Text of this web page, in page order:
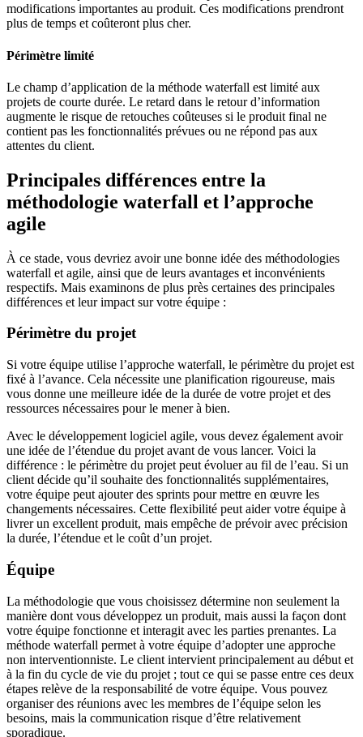
modifications importantes au produit. Ces modifications prendront
plus de temps et coûteront plus cher.
Périmètre limité
Le champ d’application de la méthode waterfall est limité aux
projets de courte durée. Le retard dans le retour d’information
augmente le risque de retouches coûteuses si le produit final ne
contient pas les fonctionnalités prévues ou ne répond pas aux
attentes du client.
Principales différences entre la
méthodologie waterfall et l’approche
agile
À ce stade, vous devriez avoir une bonne idée des méthodologies
waterfall et agile, ainsi que de leurs avantages et inconvénients
respectifs. Mais examinons de plus près certaines des principales
différences et leur impact sur votre équipe :
Périmètre du projet
Si votre équipe utilise l’approche waterfall, le périmètre du projet est
fixé à l’avance. Cela nécessite une planification rigoureuse, mais
vous donne une meilleure idée de la durée de votre projet et des
ressources nécessaires pour le mener à bien.
Avec le développement logiciel agile, vous devez également avoir
une idée de l’étendue du projet avant de vous lancer. Voici la
différence : le périmètre du projet peut évoluer au fil de l’eau. Si un
client décide qu’il souhaite des fonctionnalités supplémentaires,
votre équipe peut ajouter des sprints pour mettre en œuvre les
changements nécessaires. Cette flexibilité peut aider votre équipe à
livrer un excellent produit, mais empêche de prévoir avec précision
la durée, l’étendue et le coût d’un projet.
Équipe
La méthodologie que vous choisissez détermine non seulement la
manière dont vous développez un produit, mais aussi la façon dont
votre équipe fonctionne et interagit avec les parties prenantes. La
méthode waterfall permet à votre équipe d’adopter une approche
non interventionniste. Le client intervient principalement au début et
à la fin du cycle de vie du projet ; tout ce qui se passe entre ces deux
étapes relève de la responsabilité de votre équipe. Vous pouvez
organiser des réunions avec les membres de l’équipe selon les
besoins, mais la communication risque d’être relativement
sporadique.